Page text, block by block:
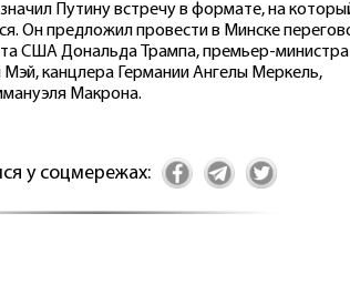
Путину встречу в формате, на
Он предложил провести в Минске
США Дональда Трампа, премьер-министра
Мэй, канцлера Германии Ангелы Меркель,
Макрона.
у соцмережах: